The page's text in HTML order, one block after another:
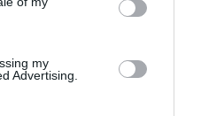
my
Advertising.